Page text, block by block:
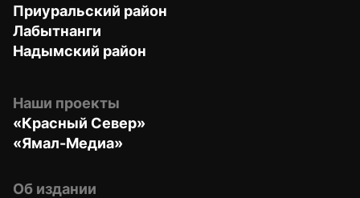
Приуральский район
Лабытнанги
Надымский район
Наши проекты
«Красный Север»
«Ямал-Медиа»
Об издании